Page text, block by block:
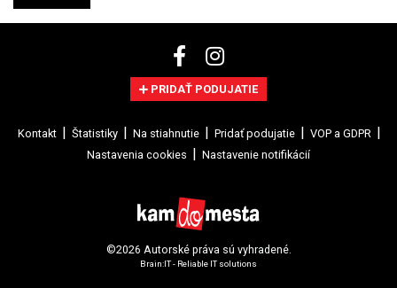
PRIDAŤ PODUJATIE
Kontakt Štatistiky Na stiahnutie Pridať podujatie
VOP a GDPR
Nastavenia cookies
Nastavenie notifikácií
©2026 Autorské práva sú vyhradené.
Brain:IT - Reliable IT solutions